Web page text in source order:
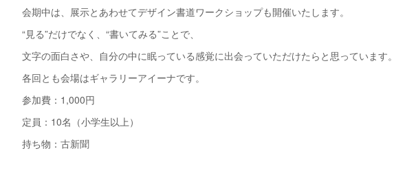
会期中は、展示とあわせてデザイン書道ワークショップも開催いたします。
“見る”だけでなく、“書いてみる”ことで、
文字の面白さや、自分の中に眠っている感覚に出会っていただけたらと思っています。
各回とも会場はギャラリーアイーナです。
参加費：1,000円
定員：10名（小学生以上）
持ち物：古新聞